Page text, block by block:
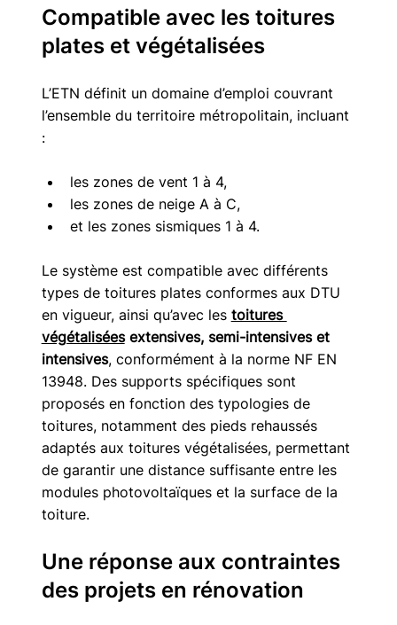
Compatible avec les toitures
plates et végétalisées
L’ETN définit un domaine d’emploi couvrant
l’ensemble du territoire métropolitain, incluant
:
les zones de vent 1 à 4,
les zones de neige A à C,
et les zones sismiques 1 à 4.
Le système est compatible avec différents
types de toitures plates conformes aux DTU
en vigueur, ainsi qu’avec les toitures
végétalisées extensives, semi-intensives et
intensives, conformément à la norme NF EN
13948. Des supports spécifiques sont
proposés en fonction des typologies de
toitures, notamment des pieds rehaussés
adaptés aux toitures végétalisées, permettant
de garantir une distance suffisante entre les
modules photovoltaïques et la surface de la
toiture.
Une réponse aux contraintes
des projets en rénovation